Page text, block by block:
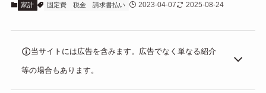
家計 固定費 税金 請求書払い 2023-04-07 2025-08-24
当サイトには広告を含みます。広告でなく単なる紹介
等の場合もあります。